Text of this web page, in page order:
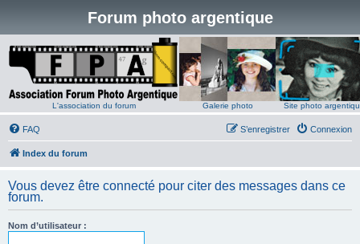
Forum photo argentique
L'association du forum Galerie photo Site photo
FAQ Connexion
S’enregistrer
Index du forum
Vous devez être connecté pour citer des messages dans ce
forum.
Nom d’utilisateur :